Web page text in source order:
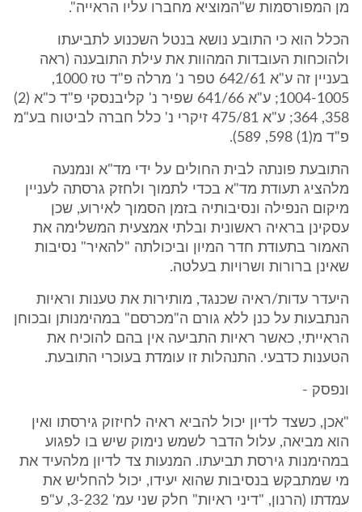
מן המפורסמות ש"המוציא מחברו עליו הראייה".
הכלל הוא כי התובע נושא בנטל השכנוע לתביעתו
ולהוכחות העובדות המהוות את עילת התובענה (ראה
בעניין זה ע"א 642/61 טפר נ' מרלה פ"ד טז 1000,
1004-1005; ע"א 641/66 שפיר נ' קליבנסקי פ"ד כ"א (2)
358, 364; ע"א 475/81 זיקרי נ' כלל חברה לביטוח בע"מ
פ"ד מ(1) 598, 589).
התובעת פונתה לבית החולים על ידי מד"א ונמנעה
מלהציג תעודת מד"א בכדי לתמוך ולחזק גרסתה לעניין
מיקום הנפילה ונסיבותיה בזמן הסמוך לאירוע, שכן
עסקינן בראיה ראשונית ובלתי אמצעית המשלימה את
האמור בתעודת חדר המיון וביכולתה "להאיר" נסיבות
שאינן ברורות ושרויות בעלטה.
היעדר עדות/ראיה שכנגד, מותירות את טענות וראיות
הנתבעות על כנן ללא גורם ה"מכרסם" במהימנותן ובכוחן
הראייתי, כאשר ראיות התביעה אין בהם להוכיח את
הטענות כדבעי. התנהלות זו עומדת בעוכרי התובעת.
ונפסק -
"אכן, כשצד לדיון יכול להביא ראיה לחיזוק גירסתו ואין
הוא מביאה, עלול הדבר לשמש נימוק שיש בו לפגוע
במהימנות גירסת תביעתו. המנעות צד לדיון מלהעיד את
מי שמתבקש בנסיבות שהוא יעידו, יכול להחליש את
עמדתו (הרנון, "דיני ראיות" חלק שני עמ' 3-232, ע"פ